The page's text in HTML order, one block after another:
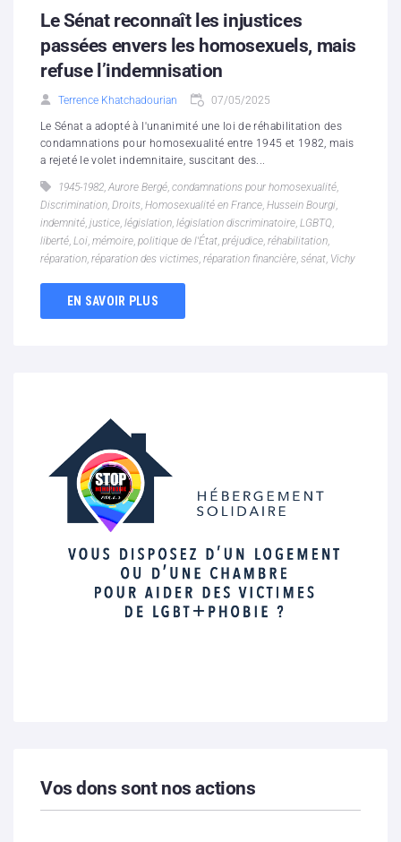
Le Sénat reconnaît les injustices
passées envers les homosexuels, mais
refuse l’indemnisation
Terrence Khatchadourian 07/05/2025
Le Sénat a adopté à l'unanimité une loi de réhabilitation des
condamnations pour homosexualité entre 1945 et 1982, mais
a rejeté le volet indemnitaire, suscitant des...
1945-1982, Aurore Bergé, condamnations pour homosexualité,
Discrimination, Droits, Homosexualité en France, Hussein Bourgi,
indemnité, justice, législation, législation discriminatoire, LGBTQ,
liberté, Loi, mémoire, politique de l'État, préjudice, réhabilitation,
réparation, réparation des victimes, réparation financière, sénat, Vichy
EN SAVOIR PLUS
Vos dons sont nos actions